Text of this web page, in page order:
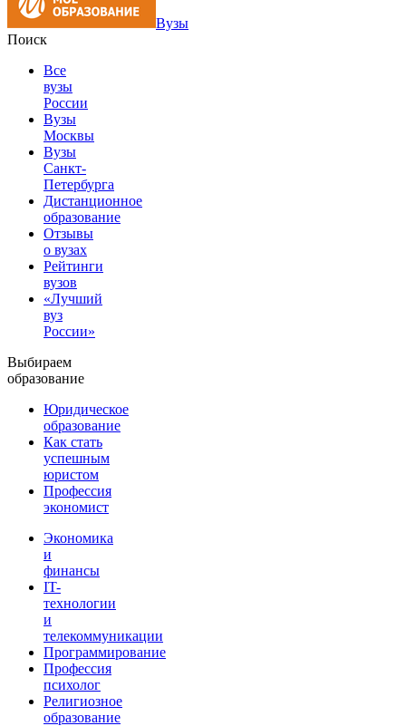
Вузы
Поиск
Все
вузы
России
Вузы
Москвы
Вузы
Санкт-
Петербурга
Дистанционное
образование
Отзывы
о вузах
Рейтинги
вузов
«Лучший
вуз
России»
Выбираем
образование
Юридическое
образование
Как стать
успешным
юристом
Профессия
экономист
Экономика
и
финансы
IT-
технологии
и
телекоммуникации
Программирование
Профессия
психолог
Религиозное
образование